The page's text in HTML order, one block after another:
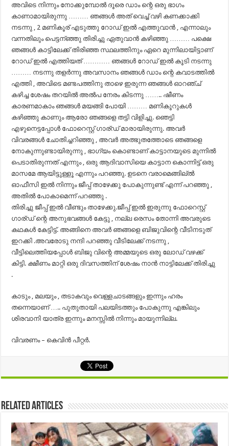
അവിടെ നിന്നും നോക്കുമ്പോൽ ദൂരെ ഡാം ന്റെ ഒരു ഭാഗം
കാണാമായിരുന്നു ……… ഞങ്ങൾ അത് വെച്ച് വഴി കണക്കാക്കി
നടന്നു , 2 മണികൂര് എടുത്തു റോഡ്‌ ഇൽ എത്തുവാൻ , എന്നാലും
വന്നതിലും പെട്ടന്ഞ്ഞു തിരിച്ചു ഏതുവാൻ കഴിഞ്ഞു ……… പക്ഷെ
ഞങ്ങൾ കാട്ടിലേക്ക് തിരിഞ്ഞ സ്ഥലത്തിനും ഏറെ മുന്നിലായിട്ടാണ്
റോഡ്‌ ഇൽ എത്തിയത് ………… ഞങ്ങൾ റോഡ്‌ ഇൽ കൂടി നടന്നു
……… നടന്നു തളർന്നു അവസാനം ഞങ്ങൾ ഡാം ന്റെ കവാടത്തിൽ
എത്തി , അവിടെ മണ്ടപത്തിനു താഴെ ഇരുന്ന ഞങ്ങൾ ഓറഞ്ച്
കഴിച്ച ശേഷം തറയിൽ അൽപ നേരം കിടന്നു …….. ഷീണം
കാരണമാകാം ഞങ്ങൾ മയങ്ങി പോയി ……… മണികൂറുകൾ
കഴിഞ്ഞു കാണും ആരോ ഞങ്ങളെ തട്ടി വിളിച്ചു. ഞെട്ടി
എഴുനെട്ടപ്പോൾ ഫോറെസ്റ്റ് ഗാര്ഡ് മാരായിരുന്നു. അവർ
വിവരങ്ങൾ ചോതിച്ചറിഞ്ഞു , അവർ അത്ഭുതത്തോടെ ഞങ്ങളെ
നോകുന്നുണ്ടായിരുന്നു , ഭാഗ്യം കൊണ്ടാണ് കാട്ടാനയുടെ മുന്നിൽ
പെടാതിരുന്നത് എന്നും , ഒരു ആദിവാസിയെ കാട്ടാന കൊന്നിട്ട് ഒരു
മാസമേ ആയിട്ടുള്ളൂ എന്നും പറഞ്ഞു. ഉടനെ വരാമെങ്ങില്ൽ
ഓഫീസി ഇൽ നിന്നും ജീപ്പ് താഴേക്കു പോകുന്നുണ്ട് എന്ന് പറഞ്ഞു ,
അതിൽ പോകാമെന്ന് പറഞ്ഞു .
തിരിച്ചു ജീപ്പ് ഇൽ വീണ്ടും താഴേക്കു.ജീപ്പ് ഇൽ ഇരുന്നു ഫോറെസ്റ്റ്
ഗാര്ഡ് ന്റെ അനുഭവങ്ങൾ കേട്ടു , നല്ല രെസം തോന്നി അവരുടെ
കഥകൾ കേട്ടിട്ട്. അങ്ങിനെ അവർ ഞങ്ങളെ ബിജുവിന്റെ വീടിനടുത്
ഇറക്കി .അവരോടു നന്ദി പറഞ്ഞു വീടിലേക്ക്‌ നടന്നു ,
വീട്ടിലെത്തിയപ്പോൾ ബിജു വിന്റെ അമ്മയുടെ ഒരു ലോഡ് വഴക്ക്
കിട്ടി. ക്ഷീണം മാറ്റി ഒരു ദിവസത്തിന് ശേഷം നാൻ നാട്ടിലേക്ക് തിരിച്ചു
.
കാടും , മലയും , തടാകവും വെള്ളചാടങ്ങളും ഇന്നും ഹരം
തന്നെയാണ് ….. പുതുതായി പലയിടത്തും പോകുന്നു എങ്കിലും
ശിരവാനി യാത്ര ഇന്നും മനസ്സിൽ നിന്നും മായുന്നില്ല.
വിവരണം – കെവിന്‍ പീറ്റര്‍.
Related Articles